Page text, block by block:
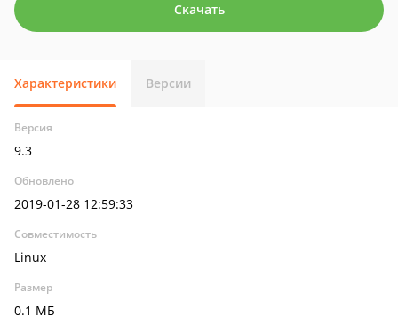
Скачать
Характеристики Версии
Версия
9.3
Обновлено
2019-01-28 12:59:33
Совместимость
Linux
Размер
0.1 МБ